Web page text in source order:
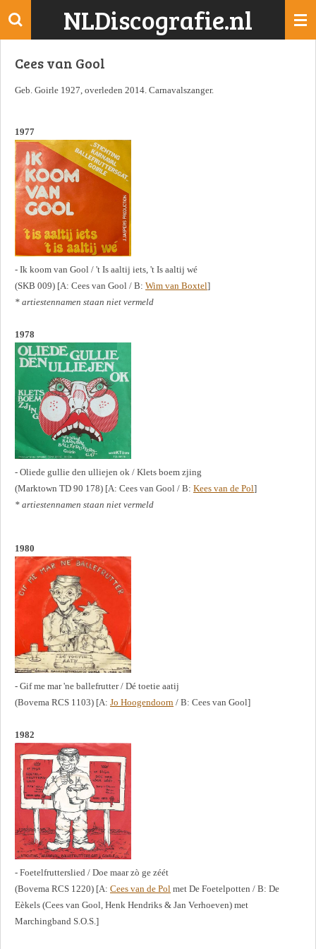
Ga
de
NLDiscografie.nl
Cees van Gool
Geb. Goirle 1927, overleden 2014. Carnavalszanger.
1977
- Ik koom van Gool / 't Is aaltij iets, 't Is aaltij wé
(SKB 009) [A: Cees van Gool / B: Wim van Boxtel]
* artiestennamen staan niet vermeld
1978
- Oliede gullie den ulliejen ok / Klets boem zjing
(Marktown TD 90 178) [A: Cees van Gool / B: Kees van de Pol]
* artiestennamen staan niet vermeld
1980
- Gif me mar 'ne ballefrutter / Dé toetie aatij
(Bovema RCS 1103) [A: Jo Hoogendoorn / B: Cees van Gool]
1982
- Foetelfrutterslied / Doe maar zò ge zéét
(Bovema RCS 1220) [A: Cees van de Pol met De Foetelpotten / B: De
Eèkels (Cees van Gool, Henk Hendriks & Jan Verhoeven) met
Marchingband S.O.S.]